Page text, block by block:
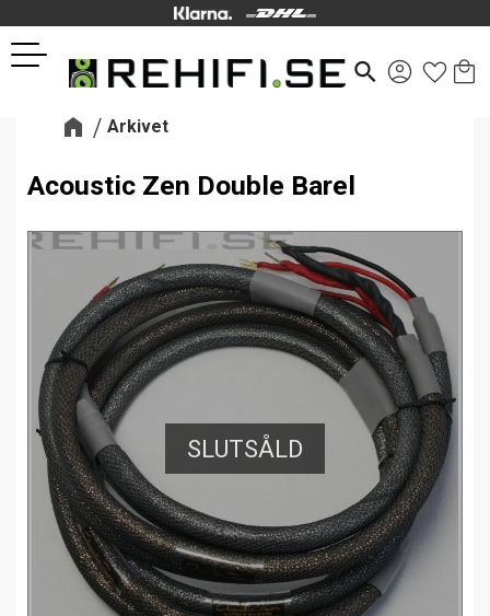
Meny
search
Arkivet
Acoustic Zen Double Barel
SLUTSÅLD